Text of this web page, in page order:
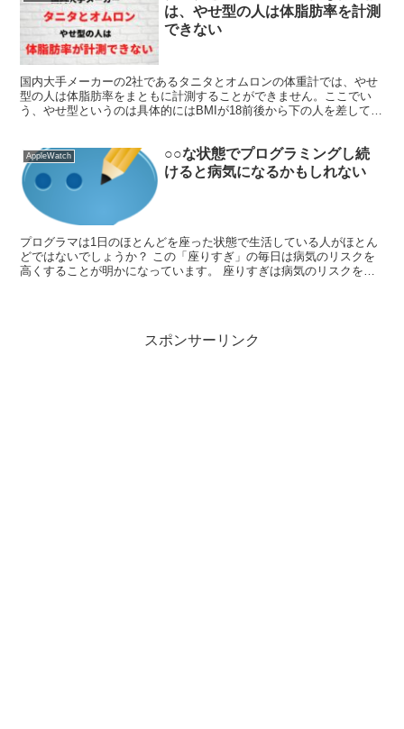
は、やせ型の人は体脂肪率を計測
できない
国内大手メーカーの2社であるタニタとオムロンの体重計では、やせ
型の人は体脂肪率をまともに計測することができません。ここでい
う、やせ型というのは具体的にはBMIが18前後から下の人を差してし
AppleWatch
○○な状態でプログラミングし続
けると病気になるかもしれない
プログラマは1日のほとんどを座った状態で生活している人がほとん
どではないでしょうか？ この「座りすぎ」の毎日は病気のリスクを
高くすることが明かになっています。 座りすぎは病気のリスクを高
スポンサーリンク